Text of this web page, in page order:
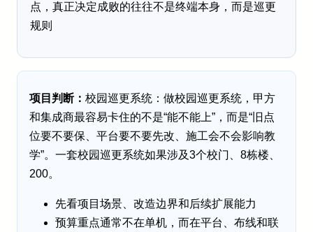
点，真正决定成败的往往不是终端本身，而是巡更
规则
项目判断： 校园巡更系统：做校园巡更系统，甲方
和集成商最容易卡住的不是“能不能上”，而是“旧点
位要不要保、平台要不要先改、施工会不会影响教
学”。一套校园巡更系统如果涉及3个校门、8栋楼、
200。
先看项目场景、改造边界和后续扩展能力
预算重点通常不在单机，而在平台、布线和联